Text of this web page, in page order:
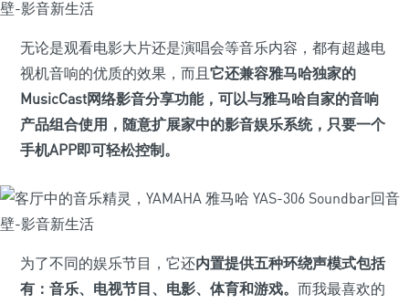
无论是观看电影大片还是演唱会等音乐内容，都有超越电
视机音响的优质的效果，而且 它还兼容雅马哈独家的
MusicCast网络影音分享功能，可以与雅马哈自家的音响
产品组合使用，随意扩展家中的影音娱乐系统，只要一个
手机APP即可轻松控制。
为了不同的娱乐节目，它还内置提供五种环绕声模式包括
有：音乐、电视节目、电影、体育和游戏。 而我最喜欢的